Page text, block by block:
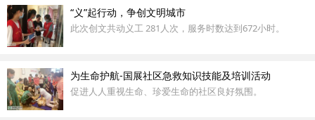
“义”起行动，争创文明城市
此次创文共动义工 281人次，服务时数达到672小时。
为生命护航-国展社区急救知识技能及培训活动
促进人人重视生命、珍爱生命的社区良好氛围。